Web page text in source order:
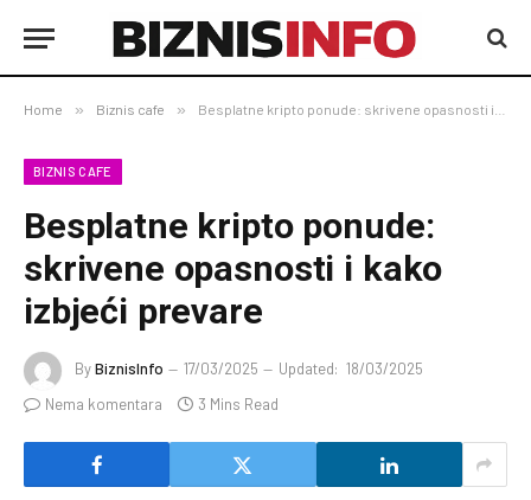
Home » Biznis cafe » Besplatne kripto ponude: skrivene opasnosti i kako izbjeći prevare
BIZNIS CAFE
Besplatne kripto ponude:
skrivene opasnosti i kako
izbjeći prevare
ByBiznisInfo 17/03/2025 Updated: 18/03/2025
Nema komentara
3 Mins Read